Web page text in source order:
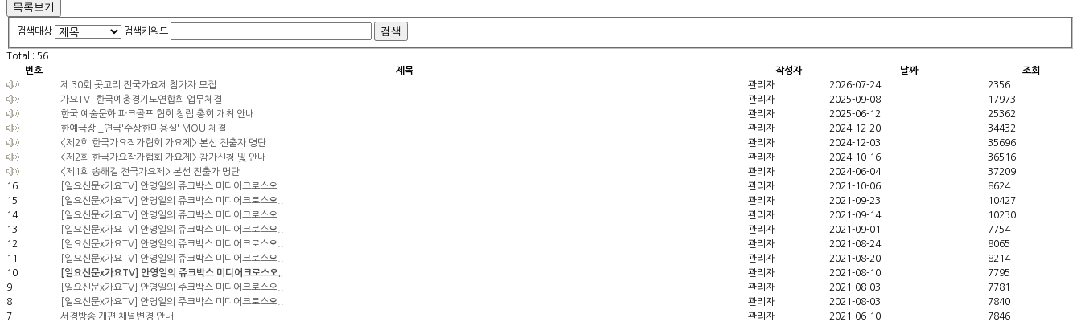
목록보기
검색대상 검색키워드 검색
Total : 56
번호
제목 작성자 날짜
조회
제 30회 곳고리 전국가요제 참가자 모집
관리자 2026-07-24
2356
가요TV_한국예총경기도연합회 업무체결
관리자 2025-09-08
17973
한국 예술문화 파크골프 협회 창립 총회 개최 안내
관리자 2025-06-12
25362
한예극장 _연극'수상한미용실' MOU 체결
관리자 2024-12-20
34432
<제2회 한국가요작가협회 가요제> 본선 진출자 명단
관리자 2024-12-03
35696
<제2회 한국가요작가협회 가요제> 참가신청 및 안내
관리자 2024-10-16
36516
<제1회 송해길 전국가요제> 본선 진출가 명단
관리자 2024-06-04
37209
16
[일요신문x가요TV] 안영일의 쥬크박스 미디어크로스오.. 관리자 2021-10-06
8624
15
[일요신문x가요TV] 안영일의 쥬크박스 미디어크로스오.. 관리자 2021-09-23
10427
14
[일요신문x가요TV] 안영일의 쥬크박스 미디어크로스오.. 관리자 2021-09-14
10230
13
[일요신문x가요TV] 안영일의 쥬크박스 미디어크로스오.. 관리자 2021-09-01
7754
12
[일요신문x가요TV] 안영일의 쥬크박스 미디어크로스오.. 관리자 2021-08-24
8065
11
[일요신문x가요TV] 안영일의 쥬크박스 미디어크로스오.. 관리자 2021-08-20
8214
10
[일요신문x가요TV] 안영일의 쥬크박스 미디어크로스오.. 관리자 2021-08-10
7795
9
[일요신문x가요TV] 안영일의 주크박스 미디어크로스오.. 관리자 2021-08-03
7781
8
[일요신문x가요TV] 안영일의 주크박스 미디어크로스오.. 관리자 2021-08-03
7840
7
서경방송 개편 채널변경 안내 관리자 2021-06-10 7846